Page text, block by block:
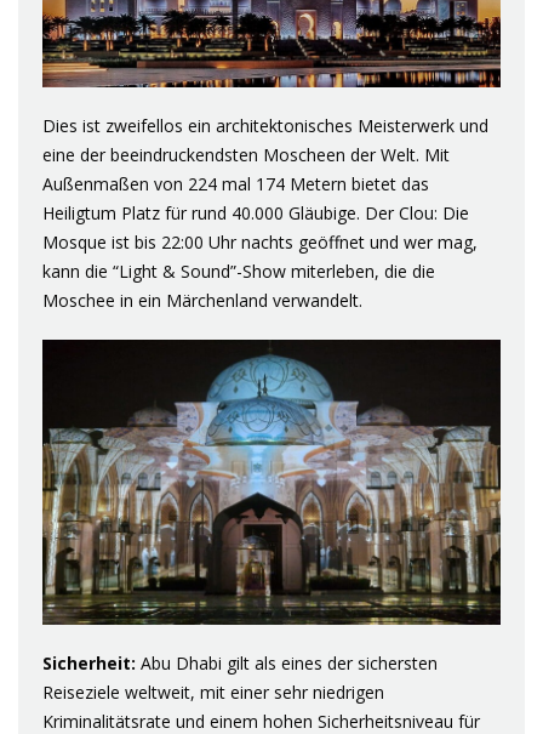
Dies ist zweifellos ein architektonisches Meisterwerk und
eine der beeindruckendsten Moscheen der Welt. Mit
Außenmaßen von 224 mal 174 Metern bietet das
Heiligtum Platz für rund 40.000 Gläubige. Der Clou: Die
Mosque ist bis 22:00 Uhr nachts geöffnet und wer mag,
kann die “Light & Sound”-Show miterleben, die die
Moschee in ein Märchenland verwandelt.
Sicherheit: Abu Dhabi gilt als eines der sichersten
Reiseziele weltweit, mit einer sehr niedrigen
Kriminalitätsrate und einem hohen Sicherheitsniveau für